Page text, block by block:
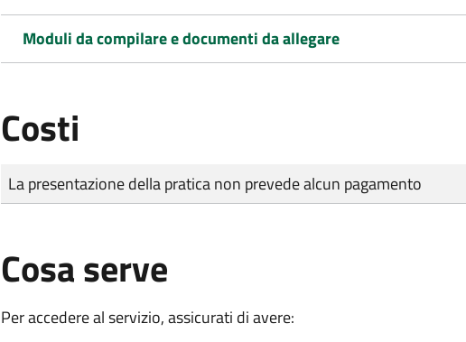
Moduli da compilare e documenti da allegare
Costi
Tipo di pagamento
Importo
La presentazione della pratica non prevede alcun pagamento
Cosa serve
Per accedere al servizio, assicurati di avere: